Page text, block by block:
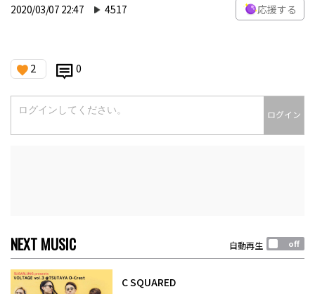
2020/03/07 22:47 4517 応援する
2 0
ログイン
NEXT MUSIC 自動再生
C SQUARED